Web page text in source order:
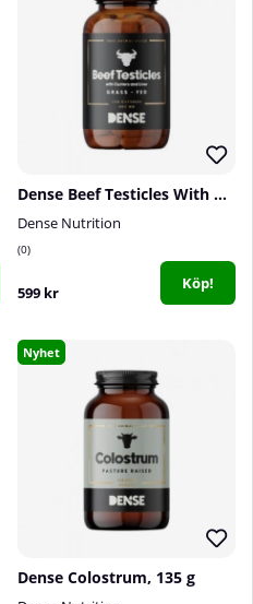
Dense Beef Testicles With Oysters & Liver, 240 caps
Dense Nutrition
0
599 kr Köp!
Nyhet
Dense Colostrum, 135 g